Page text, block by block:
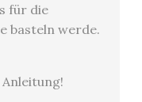
für die
basteln werde.